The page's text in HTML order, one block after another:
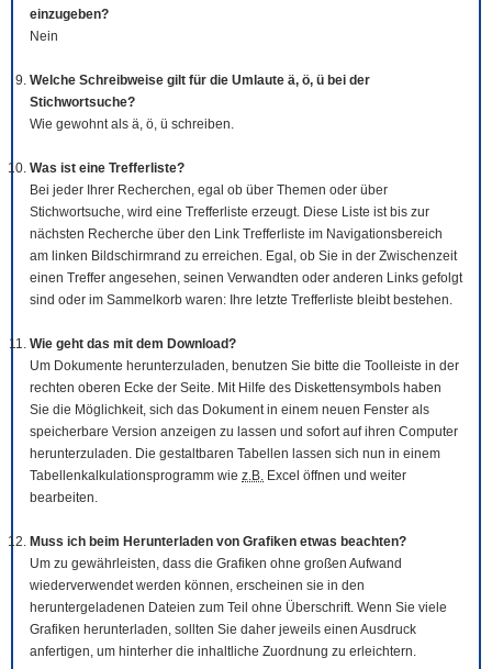
einzugeben?
Nein
Welche Schreibweise gilt für die Umlaute ä, ö, ü bei der
Stichwortsuche?
Wie gewohnt als ä, ö, ü schreiben.
Was ist eine Trefferliste?
Bei jeder Ihrer Recherchen, egal ob über Themen oder über
Stichwortsuche, wird eine Trefferliste erzeugt. Diese Liste ist bis zur
nächsten Recherche über den Link Trefferliste im Navigationsbereich
am linken Bildschirmrand zu erreichen. Egal, ob Sie in der Zwischenzeit
einen Treffer angesehen, seinen Verwandten oder anderen Links gefolgt
sind oder im Sammelkorb waren: Ihre letzte Trefferliste bleibt bestehen.
Wie geht das mit dem Download?
Um Dokumente herunterzuladen, benutzen Sie bitte die Tool leiste in der
rechten oberen Ecke der Seite. Mit Hilfe des Diskettensymbols haben
Sie die Möglichkeit, sich das Dokument in einem neuen Fenster als
speicherbare Version anzeigen zu lassen und sofort auf ihren Computer
herunterzuladen. Die gestaltbaren Tabellen lassen sich nun in einem
Tabellenkalkulationsprogramm wie z.B. Excel öffnen und weiter
bearbeiten.
Muss ich beim Herunterladen von Grafiken etwas beachten?
Um zu gewährleisten, dass die Grafiken ohne großen Aufwand
wiederverwendet werden können, erscheinen sie in den
heruntergeladenen Dateien zum Teil ohne Überschrift. Wenn Sie viele
Grafiken herunterladen, sollten Sie daher jeweils einen Ausdruck
anfertigen, um hinterher die inhaltliche Zuordnung zu erleichtern.